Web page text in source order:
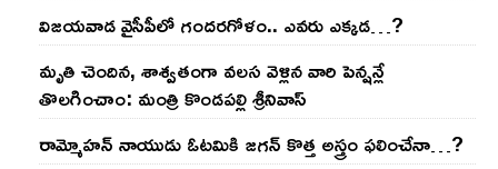
విజ‌య‌వాడ వైసీపీలో గంద‌ర‌గోళం.. ఎవ‌రు ఎక్క‌డ‌…?
మృతి చెందిన, శాశ్వతంగా వలస వెళ్లిన వారి పెన్ష‌న్లే
తొల‌గించాం: మంత్రి కొండపల్లి శ్రీనివాస్
రామ్మోహ‌న్ నాయుడు ఓట‌మికి జ‌గ‌న్ కొత్త అస్త్రం ఫ‌లించేనా…?